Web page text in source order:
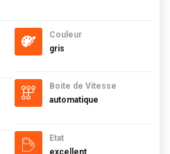
Couleur
gris
Boite de Vitesse
automatique
Etat
excellent